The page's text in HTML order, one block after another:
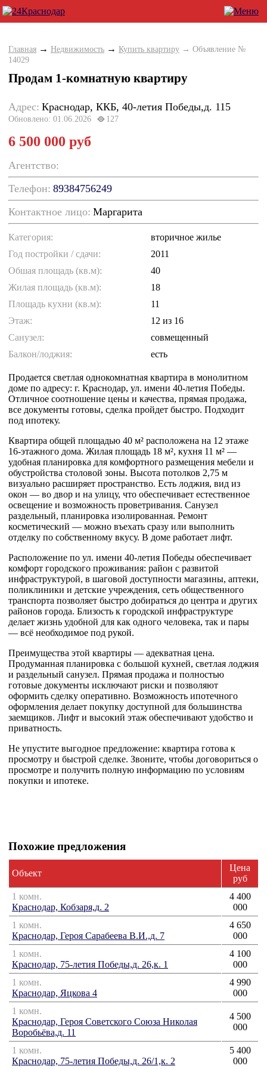
Главная → Недвижимость → Купить квартиру → Объявление №
14029
Продам 1-комнатную квартиру
Адрес: Краснодар, ККБ, 40-летия Победы,д. 115
Обновлено: 01.06.2026 127
6 500 000 руб
Агентство:
Телефон: 89384756249
Контактное лицо: Маргарита
Категория:
вторичное жилье
Год постройки / cдачи:
2011
Обшая площадь (кв.м):
40
Жилая площадь (кв.м):
18
Площадь кухни (кв.м):
11
Этаж:
12 из 16
Санузел:
совмещенный
Балкон/лоджия:
есть
Продается светлая однокомнатная квартира в монолитном
доме по адресу: г. Краснодар, ул. имени 40-летия Победы.
Отличное соотношение цены и качества, прямая продажа,
все документы готовы, сделка пройдет быстро. Подходит
под ипотеку.
Квартира общей площадью 40 м² расположена на 12 этаже
16-этажного дома. Жилая площадь 18 м², кухня 11 м² —
удобная планировка для комфортного размещения мебели и
обустройства столовой зоны. Высота потолков 2,75 м
визуально расширяет пространство. Есть лоджия, вид из
окон — во двор и на улицу, что обеспечивает естественное
освещение и возможность проветривания. Санузел
раздельный, планировка изолированная. Ремонт
косметический — можно въехать сразу или выполнить
отделку по собственному вкусу. В доме работает лифт.
Расположение по ул. имени 40-летия Победы обеспечивает
комфорт городского проживания: район с развитой
инфраструктурой, в шаговой доступности магазины, аптеки,
поликлиники и детские учреждения, сеть общественного
транспорта позволяет быстро добираться до центра и других
районов города. Близость к городской инфраструктуре
делает жизнь удобной для как одного человека, так и пары
— всё необходимое под рукой.
Преимущества этой квартиры — адекватная цена.
Продуманная планировка с большой кухней, светлая лоджия
и раздельный санузел. Прямая продажа и полностью
готовые документы исключают риски и позволяют
оформить сделку оперативно. Возможность ипотечного
оформления делает покупку доступной для большинства
заемщиков. Лифт и высокий этаж обеспечивают удобство и
приватность.
Не упустите выгодное предложение: квартира готова к
просмотру и быстрой сделке. Звоните, чтобы договориться о
просмотре и получить полную информацию по условиям
покупки и ипотеке.
Похожие предложения
Объект
Цена
руб
1 комн.
Краснодар, Кобзаря,д. 2
4 400
000
1 комн.
Краснодар, Героя Сарабеева В.И.,д. 7
4 650
000
1 комн.
Краснодар, 75-летия Победы,д. 26,к. 1
4 100
000
1 комн.
Краснодар, Яцкова 4
4 990
000
1 комн.
Краснодар, Героя Советского Союза Николая
Воробьёва,д. 11
4 500
000
1 комн.
Краснодар, 75-летия Победы,д. 26/1,к. 2
5 400
000